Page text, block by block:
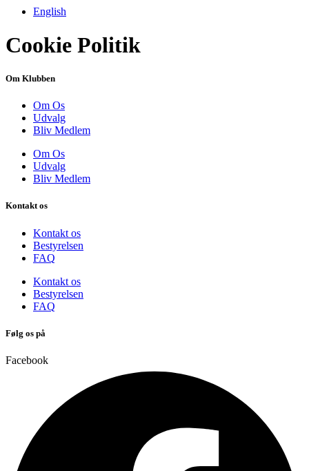
English
Cookie Politik
Om Klubben
Om Os
Udvalg
Bliv Medlem
Om Os
Udvalg
Bliv Medlem
Kontakt os
Kontakt os
Bestyrelsen
FAQ
Kontakt os
Bestyrelsen
FAQ
Følg os på
Facebook